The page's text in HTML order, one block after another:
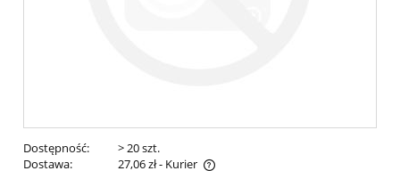
Dostępność:
> 20 szt.
Dostawa:
27,06 zł- Kurier